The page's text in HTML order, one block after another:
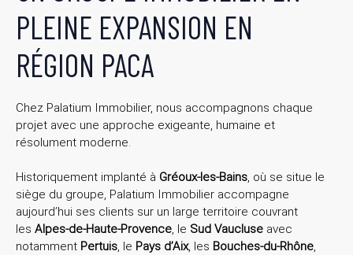
PLEINE EXPANSION EN
RÉGION PACA
Chez Palatium Immobilier, nous accompagnons chaque
projet avec une approche exigeante, humaine et
résolument moderne.
Historiquement implanté à Gréoux-les-Bains, où se situe le
siège du groupe, Palatium Immobilier accompagne
aujourd’hui ses clients sur un large territoire couvrant
les Alpes-de-Haute-Provence, le Sud Vaucluse avec
notamment Pertuis, le Pays d’Aix, les Bouches-du-Rhône,